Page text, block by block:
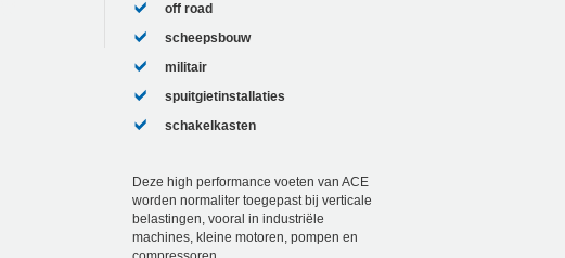
off road
scheepsbouw
militair
spuitgietinstallaties
schakelkasten
Deze high performance voeten van ACE
worden normaliter toegepast bij verticale
belastingen, vooral in industriële
machines, kleine motoren, pompen en